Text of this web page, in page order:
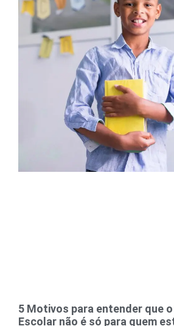
5 Motivos para entender que
Escolar não é só para quem